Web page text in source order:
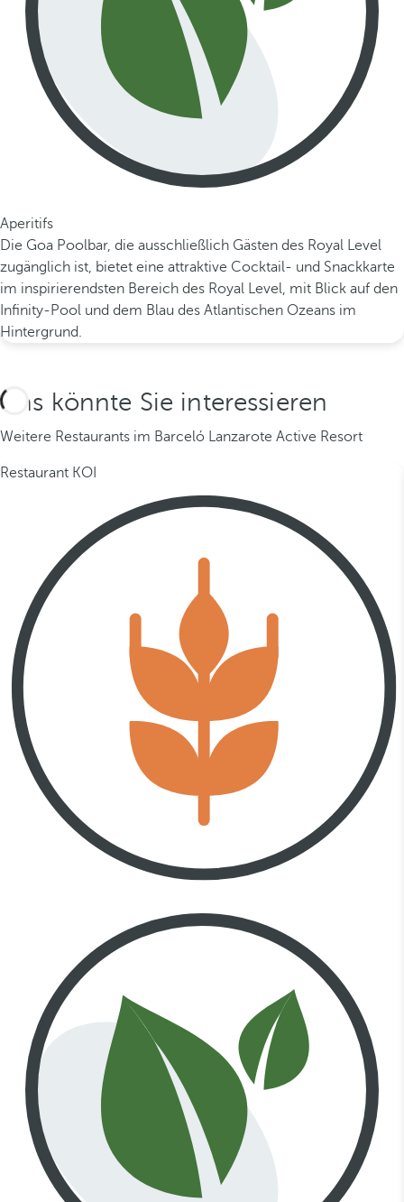
Aperitifs
Die Goa Poolbar, die ausschließlich Gästen des Royal Level
zugänglich ist, bietet eine attraktive Cocktail- und Snackkarte
im inspirierendsten Bereich des Royal Level, mit Blick auf den
Infinity-Pool und dem Blau des Atlantischen Ozeans im
Hintergrund.
Das könnte Sie interessieren
Weitere Restaurants im Barceló Lanzarote Active Resort
Restaurant KOI